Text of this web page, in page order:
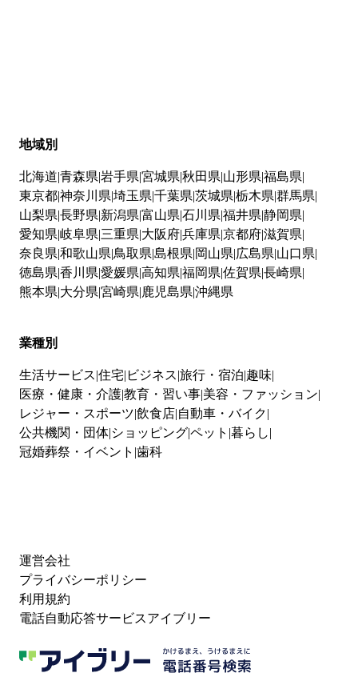
地域別
北海道 青森県 岩手県 宮城県 秋田県 山形県 福島県
東京都神奈川県 埼玉県 千葉県 茨城県 栃木県 群馬県
山梨県 長野県 新潟県 富山県 石川県 福井県 静岡県
愛知県 岐阜県 三重県 大阪府兵庫県 京都府滋賀県
奈良県 和歌山県 鳥取県 島根県 岡山県 広島県 山口県
徳島県 香川県 愛媛県 高知県 福岡県 佐賀県 長崎県
熊本県 大分県 宮崎県 鹿児島県 沖縄県
業種別
生活サービス 住宅 ビジネス 旅行・宿泊 趣味
医療・健康・介護教育・習い事 美容・ファッション
レジャー・スポーツ 飲食店 自動車・バイク
公共機関・団体 ショッピングペット 暮らし
冠婚葬祭・イベント 歯科
運営会社
プライバシーポリシー
利用規約
電話自動応答サービスアイブリー